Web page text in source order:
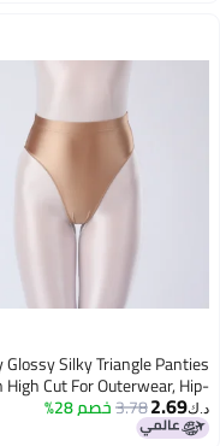
Silky Triangle Panties
Cut For Outerwear, Hip-
High-Waisted Plus-Size
Tight-Fitting Underwear 7254
د.ك‏2.69
3.78خصم 28%